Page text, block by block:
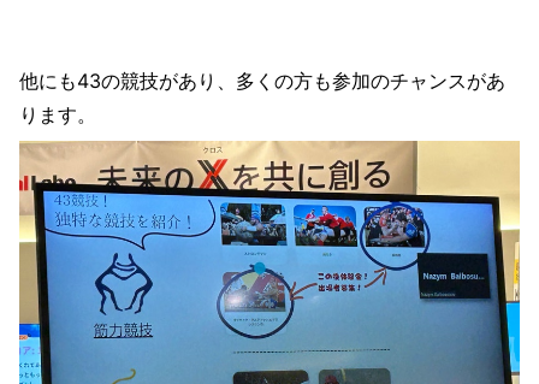
他にも43の競技があり、多くの方も参加のチャンスがあ
ります。